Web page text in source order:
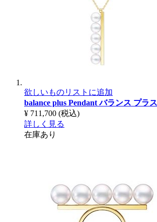
欲しいものリストに追加
balance plus Pendantバランス プラ
¥ 711,700 (税込)
詳しく見る
在庫あり